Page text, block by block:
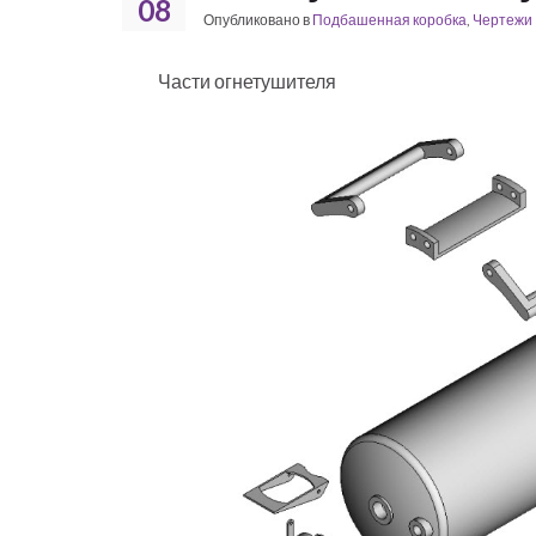
08 Опубликовано в Подбашенная коробка, Чертежи
Части огнетушителя